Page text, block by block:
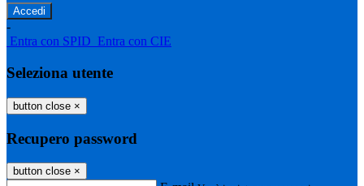
-
Entra con SPID Entra con CIE
Seleziona utente
button close ×
Recupero password
button close ×